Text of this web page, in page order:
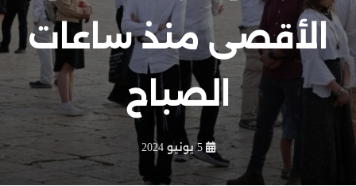
الأقصى منذ ساعات
الصباح
5 يونيو 2024